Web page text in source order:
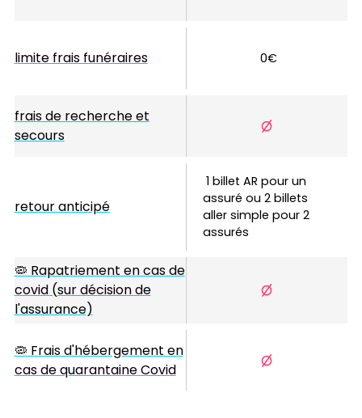
limite frais funéraires 0€
frais de recherche et
secours
retour anticipé
1 billet AR pour un
assuré ou 2 billets
aller simple pour 2
assurés
🦠 Rapatriement en cas de
covid (sur décision de
l'assurance)
🦠 Frais d'hébergement en
cas de quarantaine Covid